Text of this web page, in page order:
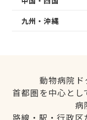
九州・沖縄
動物病院ド
首都圏を中心と
病
路線・駅・行政